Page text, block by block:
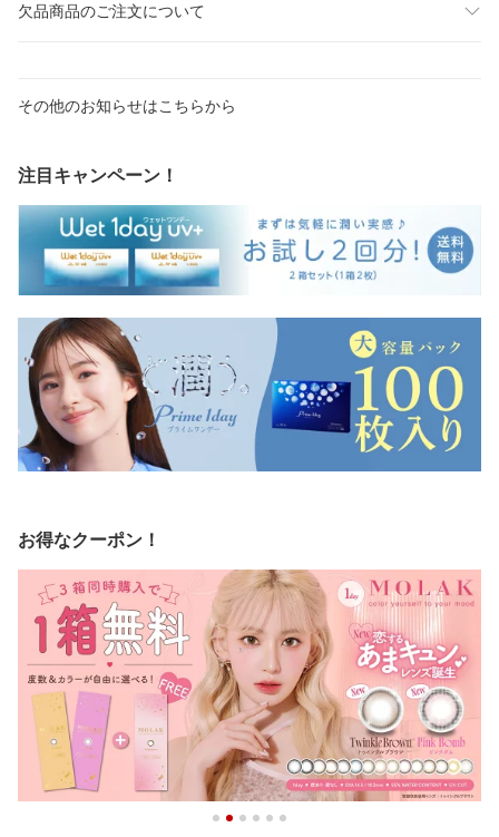
欠品商品のご注文について
その他のお知らせはこちらから
注目キャンペーン！
お得なクーポン！